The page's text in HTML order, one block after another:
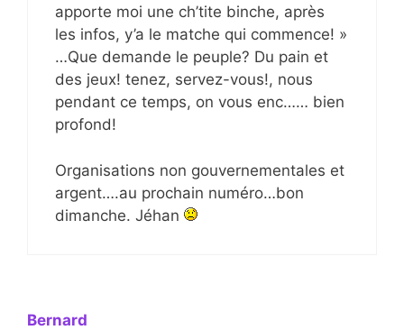
apporte moi une ch’tite binche, après
les infos, y’a le matche qui commence! »
…Que demande le peuple? Du pain et
des jeux! tenez, servez-vous!, nous
pendant ce temps, on vous enc…… bien
profond!
Organisations non gouvernementales et
argent….au prochain numéro…bon
dimanche. Jéhan
Bernard